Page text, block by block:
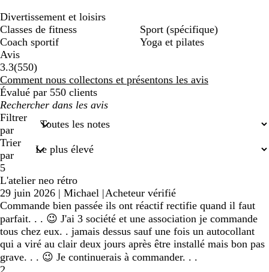
Divertissement et loisirs
Classes de fitness
Coach sportif
Sport (spécifique)
Yoga et pilates
Avis
3.3(550550
avis
)
Comment nous collectons et présentons les avis
Évalué par 550 clients
Mes
recherches
saisies
Filtrer
par
Trier
par
5
L'atelier neo rétro
29 juin 2026 | Michael |Acheteur vérifié
Commande bien passée ils ont réactif rectifie quand il faut
parfait. . . 😉 J'ai 3 société et une association je commande
tous chez eux. . jamais dessus sauf une fois un autocollant
qui a viré au clair deux jours après être installé mais bon pas
grave. . . 😉 Je continuerais à commander. . .
2